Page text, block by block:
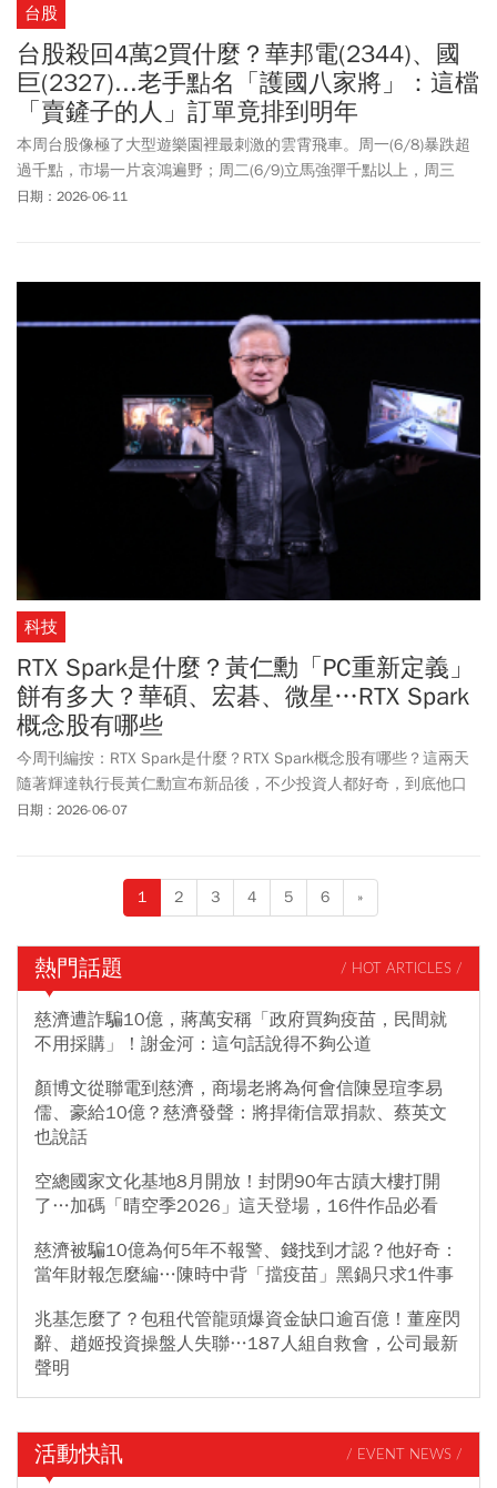
台股
台股殺回4萬2買什麼？華邦電(2344)、國
巨(2327)...老手點名「護國八家將」：這檔
「賣鏟子的人」訂單竟排到明年
本周台股像極了大型遊樂園裡最刺激的雲霄飛車。周一(6/8)暴跌超
過千點，市場一片哀鴻遍野；周二(6/9)立馬強彈千點以上，周三
(6/10)又出現走跌，把所有的投資人甩得暈頭轉向。周四(6/11)盤中
日期：2026-06-11
科技
RTX Spark是什麼？黃仁勳「PC重新定義」
餅有多大？華碩、宏碁、微星…RTX Spark
概念股有哪些
今周刊編按：RTX Spark是什麼？RTX Spark概念股有哪些？這兩天
隨著輝達執行長黃仁勳宣布新品後，不少投資人都好奇，到底他口
中改變世界的PC究竟是什麼樣？黃仁勳發表全新AI PC平台RTX
出RTX Spark筆電與迷你桌機產品，宏碁(2353)及技嘉(2376) 後續也
將加入。黃仁勳指出，RTX Spark 將輝達多年來建立的 CUDA、RTX
真正進入個人電腦市場，儘管產品尚未正式上市，資本市場已率先
反映AI PC 題材。
日期：2026-06-07
1 2 3 4 5 6 »
熱門話題 / HOT ARTICLES /
慈濟遭詐騙10億，蔣萬安稱「政府買夠疫苗，民間就
不用採購」！謝金河：這句話說得不夠公道
顏博文從聯電到慈濟，商場老將為何會信陳昱瑄李易
儒、豪給10億？慈濟發聲：將捍衛信眾捐款、蔡英文
也說話
空總國家文化基地8月開放！封閉90年古蹟大樓打開
了…加碼「晴空季2026」這天登場，16件作品必看
慈濟被騙10億為何5年不報警、錢找到才認？他好奇：
當年財報怎麼編…陳時中背「擋疫苗」黑鍋只求1件事
兆基怎麼了？包租代管龍頭爆資金缺口逾百億！董座閃
辭、趙姬投資操盤人失聯…187人組自救會，公司最新
聲明
活動快訊 / EVENT NEWS /